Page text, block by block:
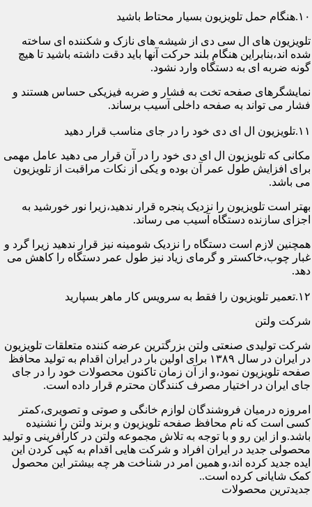
۱۰.هنگام حمل تلویزیون بسیار محتاط باشید
تلویزیون های ال سی دی از شیشه های نازک و شکننده ای ساخته
شده اند،بنابراین هنگام بلند حرکت آنها باید دقت داشته باشید تا هیچ
گونه ضربه ای به دستگاه وارد نشود.
نمایشگرهای صفحه تخت به فشار و ضربه فیزیکی حساس هستند و
فشار می تواند به صفحه داخلی آسیب برساند.
۱۱.تلویزیون ال ای دی خود را در جای مناسب قرار دهید
مکانی که تلویزیون ال ای دی خود را در آن قرار می دهید عامل مهمی
برای افزایش طول عمر آن بوده و یکی از نکات مراقبت از تلویزیون
می باشد.
بهتر است تلویزیون را نزدیک پنجره قرار ندهید،زیرا نور خورشید به
اجزای سازنده دستگاه آسیب می رساند.
همچنین لازم است دستگاه را نزدیک شومینه نیز قرار ندهید زیرا گرد و
غبار چوب،خاکستر و گرمای زیاد نیز طول عمر دستگاه را کاهش می
دهد.
۱۲.تعمیر تلویزیون را فقط به سرویس کار ماهر بسپارید
شرکت ولتن
شرکت تولیدی صنعتی ولتن بزرگترین عرضه کننده متعلقات تلویزیون
در ایران در سال ۱۳۸۹ برای اولین بار در ایران اقدام به تولید محافظ
صفحه تلویزیون نمود،و از آن زمان تاکنون محصولات خود را در جای
جای ایران در اختیار مصرف کنندگان محترم قرار داده است.
امروزه درمیان فروشندگان لوازم خانگی و صوتی و تصویری،کمتر
کسی است که نام محافظ صفحه تلویزیون و برند ولتن را نشنیده
باشد.و از این رو و با توجه به تلاش مجموعه ولتن در کارآفرینی و تولید
محصولی جدید در ایران افراد و شرکت هایی اقدام به کپی کردن این
ایده جدید کرده اند،و همین امر در شناخت هر چه بیشتر این محصول
کمک شایانی کرده است..
جدیدترین محصولات